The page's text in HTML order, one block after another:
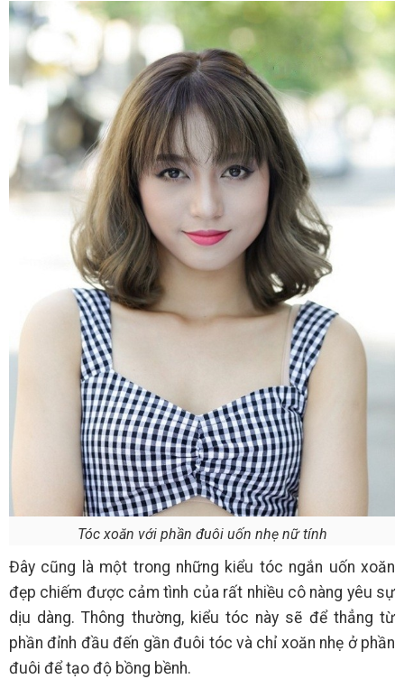
Tóc xoăn với phần đuôi uốn nhẹ nữ tính
Đây cũng là một trong những kiểu tóc ngắn uốn xoăn
đẹp chiếm được cảm tình của rất nhiều cô nàng yêu sự
dịu dàng. Thông thường, kiểu tóc này sẽ để thẳng từ
phần đỉnh đầu đến gần đuôi tóc và chỉ xoăn nhẹ ở phần
đuôi để tạo độ bồng bềnh.